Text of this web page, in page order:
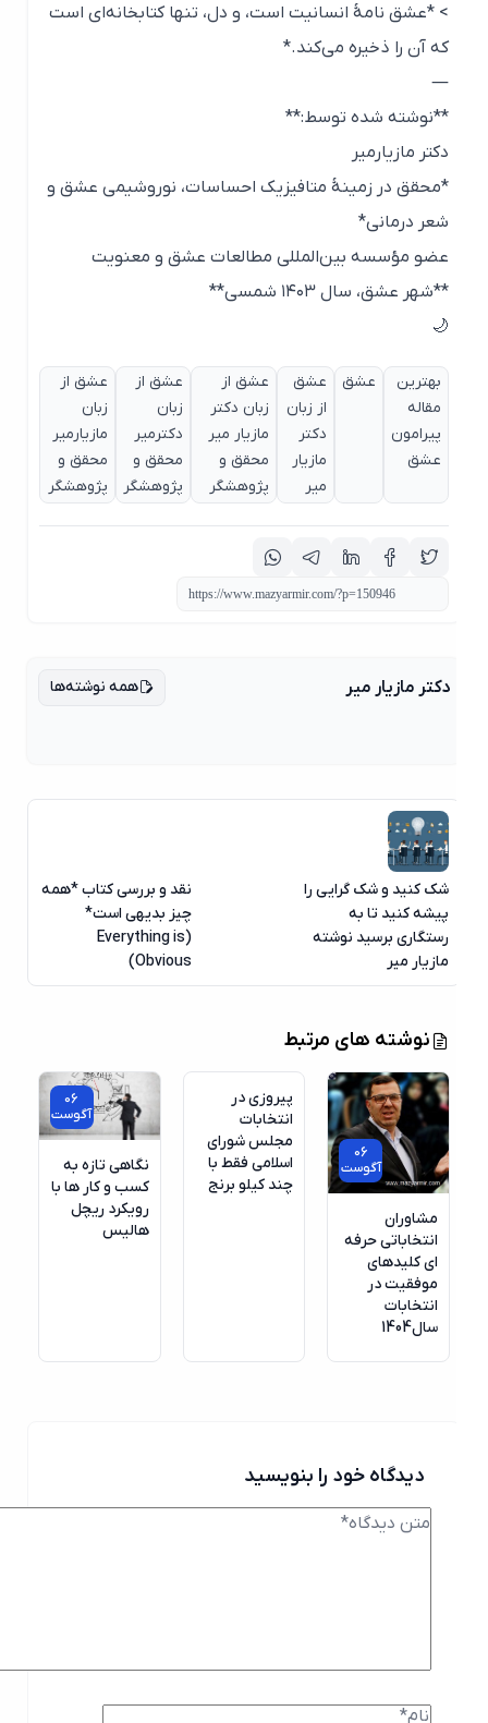
> *عشق نامهٔ انسانیت است، و دل، تنها کتابخانه‌ای است
که آن را ذخیره می‌کند.*
**نوشته شده توسط:**
دکتر مازیارمیر
*محقق در زمینهٔ متافیزیک احساسات، نوروشیمی عشق و
شعر درمانی*
عضو مؤسسه بین‌المللی مطالعات عشق و معنویت
**شهر عشق، سال ۱۴۰۳ شمسی**
بهترین
مقاله
پیرامون
عشق
عشق
عشق
از زبان
مازیار
عشق از
زبان دکتر
مازیار میر
محقق و
پژوهشگر
عشق از
زبان
دکترمیر
محقق و
پژوهشگر
عشق از
مازیارمیر
محقق و
پژوهشگر
دکتر مازیار میر همه نوشته‌ها
شک کنید و شک گرایی را
پیشه کنید تا به
رستگاری برسید نوشته
مازیار میر
نقد و بررسی کتاب *همه
چیز بدیهی است*
(Everything is
Obvious)
نوشته های مرتبط
06
آگوست
مشاوران
انتخاباتی حرفه
ای کلیدهای
موفقیت در
انتخابات
پیروزی در
انتخابات
مجلس شورای
اسلامی فقط با
چند کیلو برنج
06
آگوست
نگاهی تازه به
کسب‌ و‌ کار ها با
رویکرد ریچل
هالیس
دیدگاه خود را بنویسید